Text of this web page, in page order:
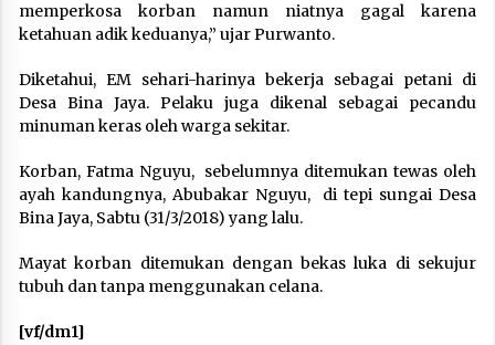
memperkosa korban namun niatnya gagal karena
ketahuan adik keduanya,” ujar Purwanto.
Diketahui, EM sehari-harinya bekerja sebagai petani di
Desa Bina Jaya. Pelaku juga dikenal sebagai pecandu
minuman keras oleh warga sekitar.
Korban, Fatma Nguyu, sebelumnya ditemukan tewas oleh
ayah kandungnya, Abubakar Nguyu, di tepi sungai Desa
Bina Jaya, Sabtu (31/3/2018) yang lalu.
Mayat korban ditemukan dengan bekas luka di sekujur
tubuh dan tanpa menggunakan celana.
[vf/dm1]